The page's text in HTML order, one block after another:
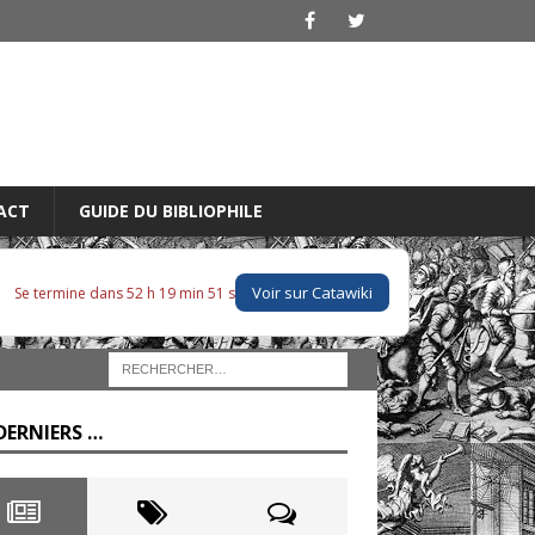
GUIDE DU BIBLIOPHILE
Se termine dans 52 h 19 min 50 s Voir sur Catawiki
…